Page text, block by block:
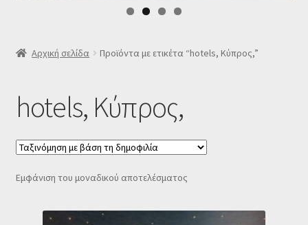
SLIDERΑρχική σελίδα Προϊόντα με ετικέτα “hotels, Κύπρος,”
hotels, Κύπρος,
Εμφάνιση του μοναδικού αποτελέσματος